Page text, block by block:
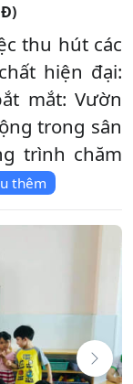
thu hút các
hiện đại:
mắt: Vườn
trong sân
trình chăm
thêm